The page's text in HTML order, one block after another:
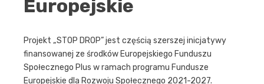
Europejskie
Projekt „STOP DROP” jest częścią szerszej inicjatywy
finansowanej ze środków Europejskiego Funduszu
Społecznego Plus w ramach programu Fundusze
Europejskie dla Rozwoju Społecznego 2021-2027.